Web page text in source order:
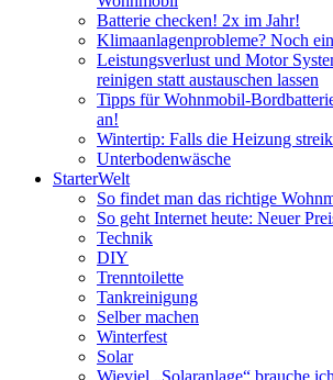
Batterie checken! 2x im Jahr!
Klimaanlagenprobleme? Noch
Leistungsverlust und Motor
reinigen statt austauschen lassen
Tipps für Wohnmobil-
an!
Wintertip: Falls die Heizung
Unterbodenwäsche
StarterWelt
So findet man das richtige
So geht Internet heute: Neuer
Technik
DIY
Trenntoilette
Tankreinigung
Selber machen
Winterfest
Solar
Wieviel „Solaranlage“ brauche